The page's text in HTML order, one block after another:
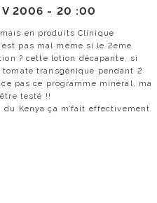
2006 - 20 :00
en produits Clinique
pas mal même si le 2eme
? cette lotion décapante, si
transgénique pendant 2
pas ce programme minéral, ma
testé !!
Kenya ça m’fait effectivement